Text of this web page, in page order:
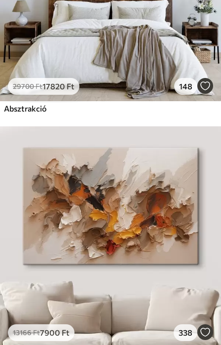
29700Ft17820Ft 148
Absztrakció
13166Ft7900Ft 338